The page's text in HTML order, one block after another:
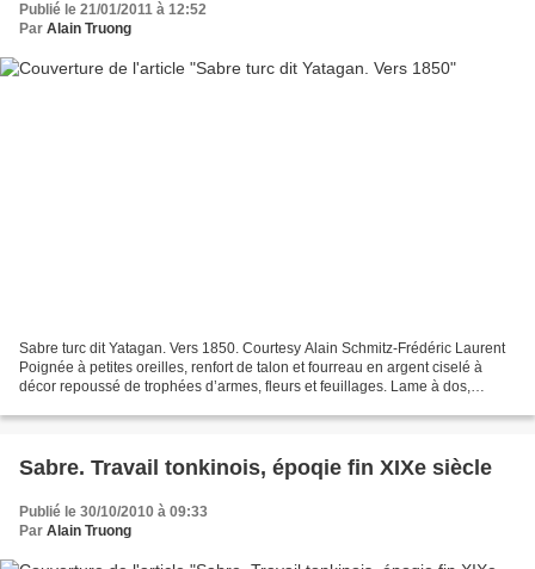
Publié le 21/01/2011 à 12:52
Par Alain Truong
Sabre turc dit Yatagan. Vers 1850. Courtesy Alain Schmitz-Frédéric Laurent
Poignée à petites oreilles, renfort de talon et fourreau en argent ciselé à
décor repoussé de trophées d’armes, fleurs et feuillages. Lame à dos,
Sabre. Travail tonkinois, époqie fin XIXe siècle
Publié le 30/10/2010 à 09:33
Par Alain Truong